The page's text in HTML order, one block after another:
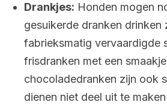
Drankjes: Honden mogen
gesuikerde dranken drinken
fabrieksmatig vervaardigde
frisdranken met een
chocoladedranken zijn ook
dienen niet deel uit te